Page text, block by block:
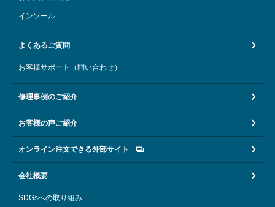
インソール
よくあるご質問
お客様サポート（問い合わせ）
修理事例のご紹介
お客様の声ご紹介
オンライン注文できる外部サイト
会社概要
SDGsへの取り組み